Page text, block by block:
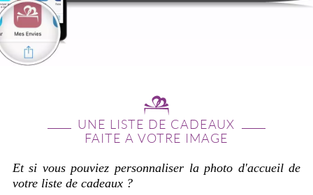
UNE LISTE DE CADEAUX
FAITE A VOTRE IMAGE
Et si vous pouviez personnaliser la photo d'accueil de
votre liste de cadeaux ?